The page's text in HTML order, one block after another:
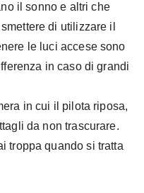
il sonno e altri che
di utilizzare il
le luci accese sono
in caso di grandi
in cui il pilota riposa,
da non trascurare.
troppa quando si tratta